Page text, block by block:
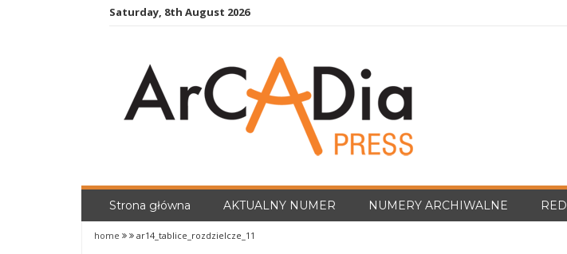
Saturday, 8th August 2026
Strona główna AKTUALNY NUMER NUMERY ARCHIWALNE
home ar14_tablice_rozdzielcze_11